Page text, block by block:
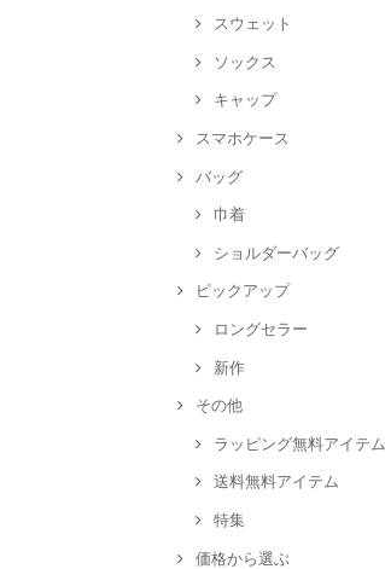
スウェット
ソックス
キャップ
スマホケース
バッグ
巾着
ショルダーバッグ
ピックアップ
ロングセラー
新作
その他
ラッピング無料アイテム
送料無料アイテム
特集
価格から選ぶ